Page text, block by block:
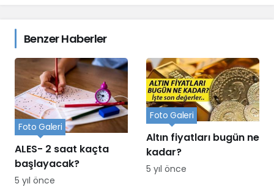
Benzer Haberler
ALES- 2 saat kaçta
başlayacak?
Foto Galeri
5 yıl önce
Altın fiyatları bugün ne
kadar?
Foto Galeri
5 yıl önce